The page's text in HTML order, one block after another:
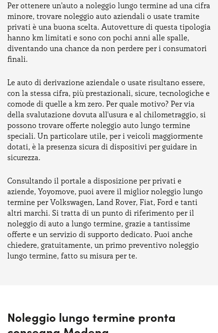
Per ottenere un’auto a noleggio lungo termine ad una cifra
minore, trovare noleggio auto aziendali o usate tramite
privati è una buona scelta. Autovetture di questa tipologia
hanno km limitati e sono con pochi anni alle spalle,
diventando una chance da non perdere per i consumatori
finali.
Le auto di derivazione aziendale o usate risultano essere,
con la stessa cifra, più prestazionali, sicure, tecnologiche e
comode di quelle a km zero. Per quale motivo? Per via
della svalutazione dovuta all'usura e al chilometraggio, si
possono trovare offerte noleggio auto lungo termine
speciali. Un particolare utile, per i veicoli maggiormente
dotati, è la presenza sicura di dispositivi per guidare in
sicurezza.
Consultando il portale a disposizione per privati e
aziende, Yoyomove, puoi avere il miglior noleggio lungo
termine per Volkswagen, Land Rover, Fiat, Ford e tanti
altri marchi. Si tratta di un punto di riferimento per il
noleggio di auto a lungo termine, grazie a tantissime
offerte e un servizio di supporto dedicato. Puoi anche
chiedere, gratuitamente, un primo preventivo noleggio
lungo termine, fatto su misura per te.
Noleggio lungo termine pronta